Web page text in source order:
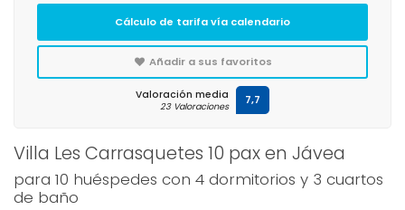
Villa Les Carrasquetes 10 pax en Jávea
para 10 huéspedes con 4 dormitorios y 3 cuartos
de baño
Cálculo de tarifa vía calendario
Añadir a sus favoritos
Valoración media
23 Valoraciones 7,7